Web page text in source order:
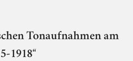
Tonaufnahmen am
1918“